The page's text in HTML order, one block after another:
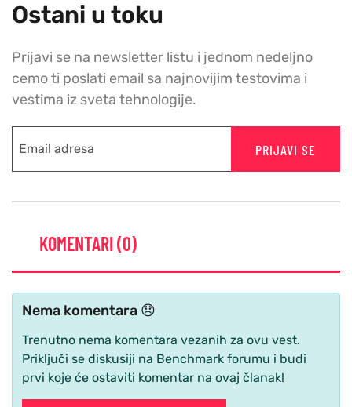
Ostani u toku
Prijavi se na newsletter listu i jednom nedeljno
cemo ti poslati email sa najnovijim testovima i
vestima iz sveta tehnologije.
PRIJAVI SE
KOMENTARI (0)
Nema komentara 😞
Trenutno nema komentara vezanih za ovu vest.
Priključi se diskusiji na Benchmark forumu i budi
prvi koje će ostaviti komentar na ovaj članak!